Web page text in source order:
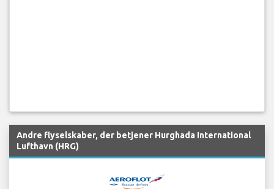
Andre flyselskaber, der betjener Hurghada International
Lufthavn (HRG)